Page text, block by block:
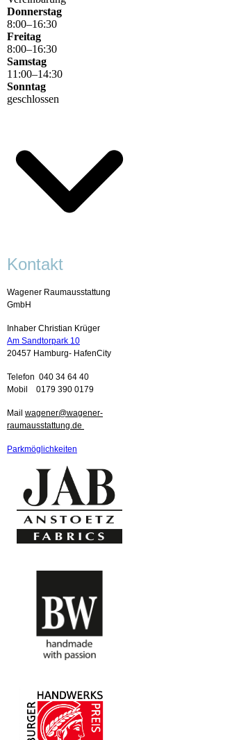
Donnerstag
8:00–16:30
Freitag
8:00–16:30
Samstag
11 :00–14:30
Sonntag
geschlossen
Kontakt
Wagener Raumausstattung
GmbH
Inhaber Christian Krüger
Am Sandtorpark 10
20457 Hamburg- HafenCity
Telefon 040 34 64 40
Mobil 0179 390 0179
Mail wagener@wagener-
raumausstattung.de
Parkmöglichkeiten